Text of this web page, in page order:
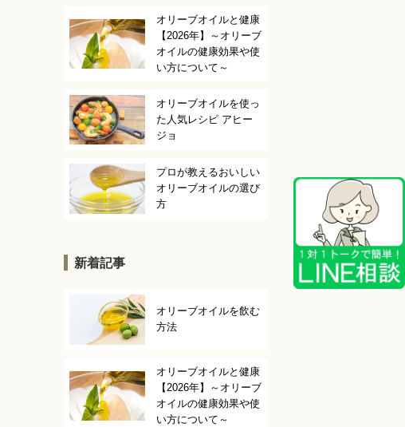
オリーブオイルと健康
【2026年】～オリーブ
オイルの健康効果や使
い方について～
オリーブオイルを使っ
た人気レシピ アヒー
ジョ
プロが教えるおいしい
オリーブオイルの選び
方
新着記事
オリーブオイルを飲む
方法
オリーブオイルと健康
【2026年】～オリーブ
オイルの健康効果や使
い方について～